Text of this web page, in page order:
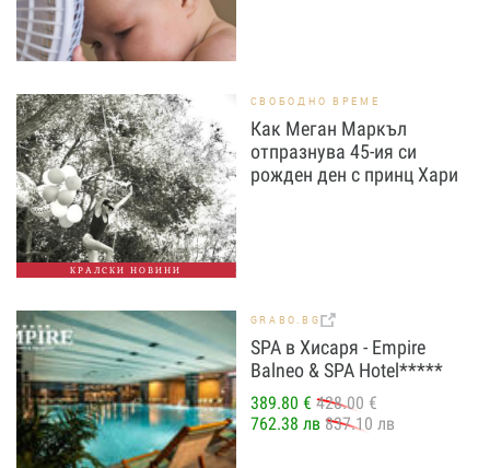
КРАЛСКИ НОВИНИ
СВОБОДНО ВРЕМЕ
Как Меган Маркъл
отпразнува 45-ия си
рожден ден с принц Хари
GRABO.BG
SPA в Хисаря - Empire
Balneo & SPA Hotel*****
389.80 € 428.00 €
762.38 лв 837.10 лв